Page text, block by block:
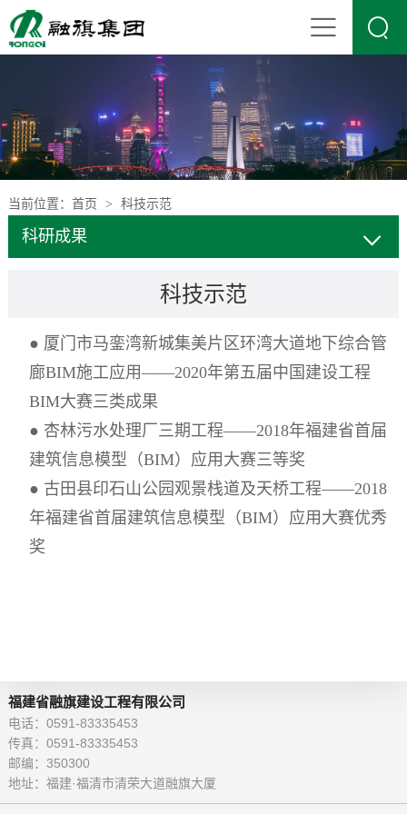

当前位置： 首页 > 科技示范
科研成果
科技示范
● 厦门市马銮湾新城集美片区环湾大道地下综合管
廊BIM施工应用——2020年第五届中国建设工程
BIM大赛三类成果
● 杏林污水处理厂三期工程——2018年福建省首届
建筑信息模型（BIM）应用大赛三等奖
● 古田县印石山公园观景栈道及天桥工程——2018
年福建省首届建筑信息模型（BIM）应用大赛优秀
奖
福建省融旗建设工程有限公司
电话：0591-83335453
传真：0591-83335453
邮编：350300
地址：福建·福清市清荣大道融旗大厦